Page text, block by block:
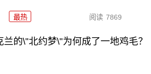
最热 阅读 7869
的\"北约梦\"为何成了一地鸡毛？